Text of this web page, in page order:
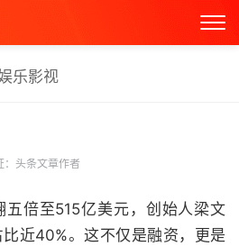
乐影视
：头条文章作者
倍至515亿美元，创始人梁文
近40%。这不仅是融资，更是